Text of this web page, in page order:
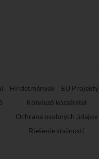
Hirdetmények
EU Projekty
Kötelező közzététel
Ochrana osobných údajov
Riešenie sťažností